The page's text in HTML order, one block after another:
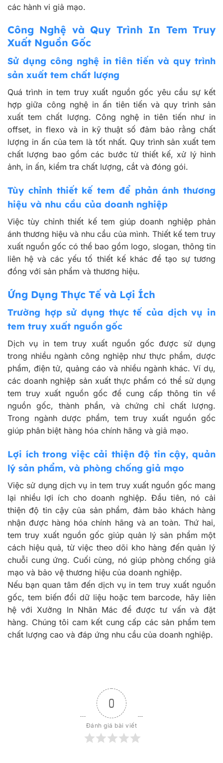
các hành vi giả mạo.
Công Nghệ và Quy Trình In Tem Truy
Xuất Nguồn Gốc
Sử dụng công nghệ in tiên tiến và quy trình
sản xuất tem chất lượng
Quá trình in tem truy xuất nguồn gốc yêu cầu sự kết
hợp giữa công nghệ in ấn tiên tiến và quy trình sản
xuất tem chất lượng. Công nghệ in tiên tiến như in
offset, in flexo và in kỹ thuật số đảm bảo rằng chất
lượng in ấn của tem là tốt nhất. Quy trình sản xuất tem
chất lượng bao gồm các bước từ thiết kế, xử lý hình
ảnh, in ấn, kiểm tra chất lượng, cắt và đóng gói.
Tùy chỉnh thiết kế tem để phản ánh thương
hiệu và nhu cầu của doanh nghiệp
Việc tùy chỉnh thiết kế tem giúp doanh nghiệp phản
ánh thương hiệu và nhu cầu của mình. Thiết kế tem truy
xuất nguồn gốc có thể bao gồm logo, slogan, thông tin
liên hệ và các yếu tố thiết kế khác để tạo sự tương
đồng với sản phẩm và thương hiệu.
Ứng Dụng Thực Tế và Lợi Ích
Trường hợp sử dụng thực tế của dịch vụ in
tem truy xuất nguồn gốc
Dịch vụ in tem truy xuất nguồn gốc được sử dụng
trong nhiều ngành công nghiệp như thực phẩm, dược
phẩm, điện tử, quảng cáo và nhiều ngành khác. Ví dụ,
các doanh nghiệp sản xuất thực phẩm có thể sử dụng
tem truy xuất nguồn gốc để cung cấp thông tin về
nguồn gốc, thành phần, và chứng chỉ chất lượng.
Trong ngành dược phẩm, tem truy xuất nguồn gốc
giúp phân biệt hàng hóa chính hãng và giả mạo.
Lợi ích trong việc cải thiện độ tin cậy, quản
lý sản phẩm, và phòng chống giả mạo
Việc sử dụng dịch vụ in tem truy xuất nguồn gốc mang
lại nhiều lợi ích cho doanh nghiệp. Đầu tiên, nó cải
thiện độ tin cậy của sản phẩm, đảm bảo khách hàng
nhận được hàng hóa chính hãng và an toàn. Thứ hai,
tem truy xuất nguồn gốc giúp quản lý sản phẩm một
cách hiệu quả, từ việc theo dõi kho hàng đến quản lý
chuỗi cung ứng. Cuối cùng, nó giúp phòng chống giả
mạo và bảo vệ thương hiệu của doanh nghiệp.
Nếu bạn quan tâm đến dịch vụ in tem truy xuất nguồn
gốc, tem biến đổi dữ liệu hoặc tem barcode, hãy liên
hệ với Xưởng In Nhãn Mác để được tư vấn và đặt
hàng. Chúng tôi cam kết cung cấp các sản phẩm tem
chất lượng cao và đáp ứng nhu cầu của doanh nghiệp.
0
Đánh giá bài viết